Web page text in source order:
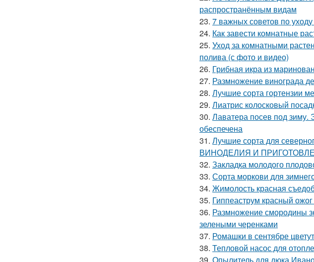
распространённым видам
23. 7 важных советов по
24. Как завести комнатные
25. Уход за комнатными
полива (с фото и видео)
26. Грибная икра из
27. Размножение винограда
28. Лучшие сорта гортензии
29. Лиатрис колосковый
30. Лаватера посев под зиму.
обеспечена
31. Лучшие сорта для
ВИНОДЕЛИЯ И
32. Закладка молодого
33. Сорта моркови для
34. Жимолость красная
35. Гиппеаструм красный
36. Размножение смородины
зелеными черенками
37. Ромашки в сентябре
38. Тепловой насос для